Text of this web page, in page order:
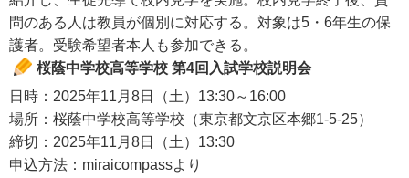
問のある人は教員が個別に対応する。対象は5・6年生の保
護者。受験希望者本人も参加できる。
桜蔭中学校高等学校 第4回入試学校説明会
日時：2025年11月8日（土）13:30～16:00
場所：桜蔭中学校高等学校（東京都文京区本郷1-5-25）
締切：2025年11月8日（土）13:30
申込方法：miraicompassより